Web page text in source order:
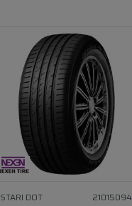
STARI DOT 21015094